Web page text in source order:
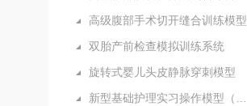
高级腹部手术切开缝合训练模型
双胎产前检查模拟训练系统
旋转式婴儿头皮静脉穿刺模型